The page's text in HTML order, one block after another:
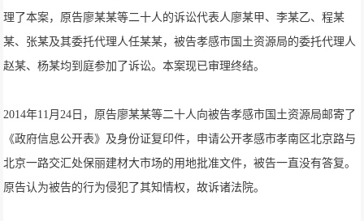
理了本案，原告廖某某等二十人的诉讼代表人廖某甲、李某乙、程某
某、张某及其委托代理人任某某，被告孝感市国土资源局的委托代理人
赵某、杨某均到庭参加了诉讼。本案现已审理终结。
2014年11月24日，原告廖某某等二十人向被告孝感市国土资源局邮寄了
《政府信息公开表》及身份证复印件，申请公开孝感市孝南区北京路与
北京一路交汇处保丽建材大市场的用地批准文件，被告一直没有答复。
原告认为被告的行为侵犯了其知情权，故诉诸法院。